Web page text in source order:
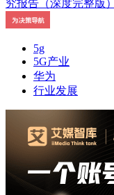
5g
5G产业
华为
行业发展